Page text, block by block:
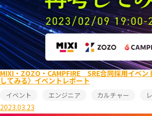
MIXI・ZOZO・CAMPFIRE SRE合同採用イベン
してみる〉イベントレポート
イベント エンジニア カルチャー
2023.03.23